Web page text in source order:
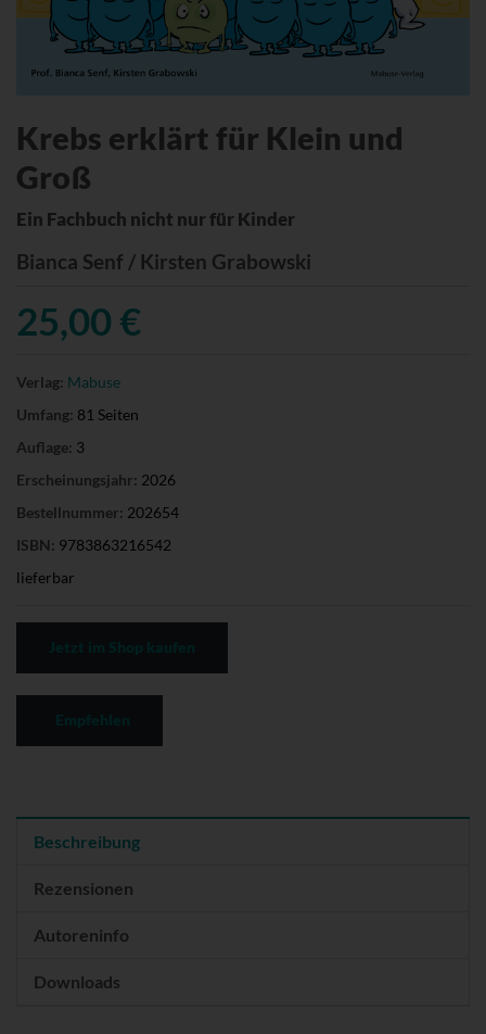
Krebs erklärt für Klein und
Groß
Ein Fachbuch nicht nur für Kinder
Bianca Senf / Kirsten Grabowski
25,00 €
Verlag: Mabuse
Umfang: 81 Seiten
Auflage: 3
Erscheinungsjahr: 2026
Bestellnummer: 202654
ISBN: 9783863216542
lieferbar
Beschreibung
Rezensionen
Autoreninfo
Downloads